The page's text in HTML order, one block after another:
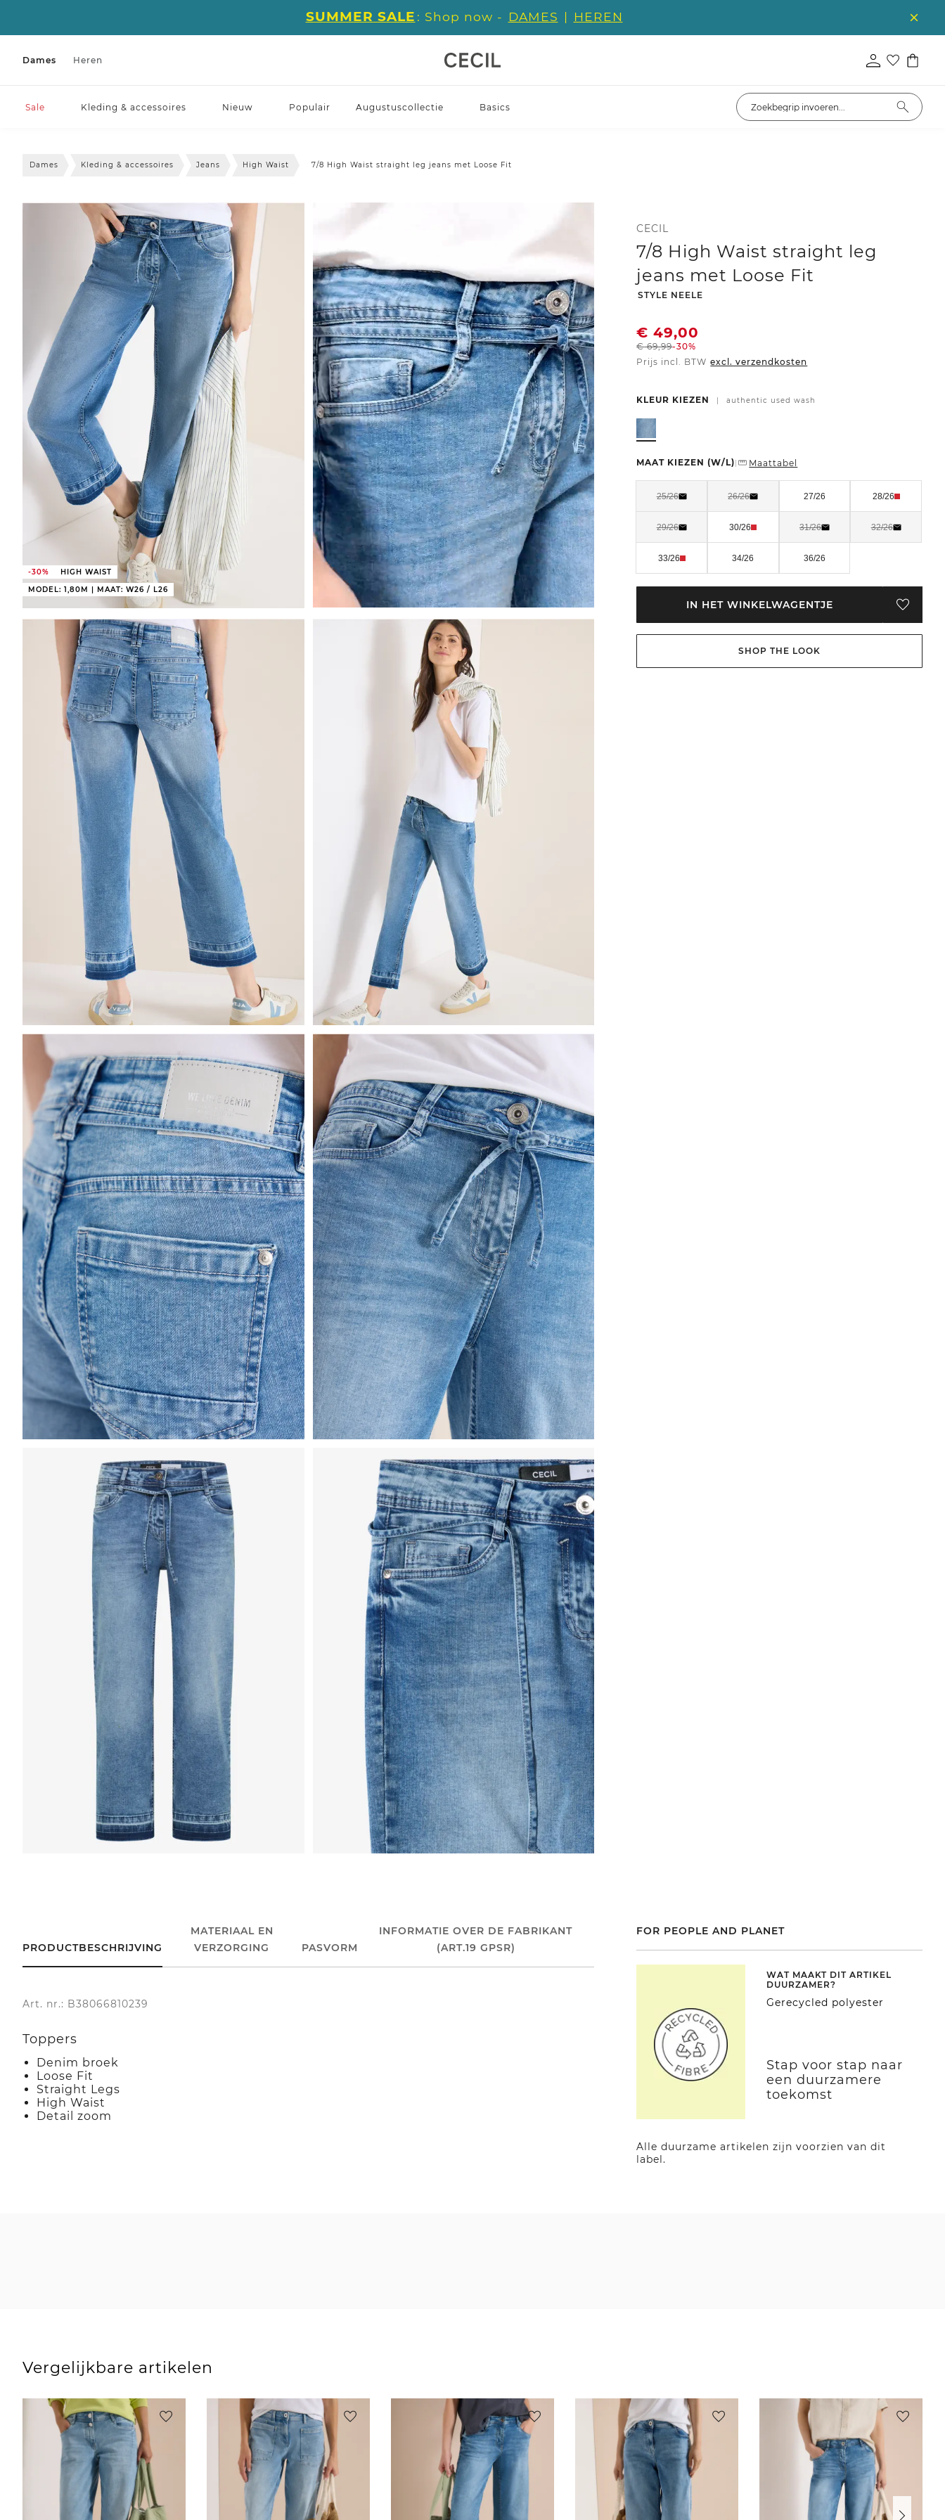
SUMMER SALE : Shop now - DAMES | HEREN
Dames Heren
Sale Kleding & accessoires Nieuw Populair Augustuscollectie Basics
Dames Kleding & accessoires Jeans High Waist 7/8 High Waist straight leg jeans met Loose Fit
-30%
HIGH WAIST
MODEL: 1,80M | MAAT: W26 / L26
CECIL
7/8 High Waist straight leg
jeans met Loose Fit
-
STYLE NEELE
€ 49,00
€69,99-30%
Prijs incl. BTW excl. verzendkosten
KLEUR KIEZEN | authentic used wash
MAAT KIEZEN (W/L)| Maattabel
25/26 26/26 27/26 28/26
29/26 30/26 31/26 32/26
33/26 34/26 36/26
IN HET WINKELWAGENTJE
SHOP THE LOOK
PRODUCTBESCHRIJVING
MATERIAAL EN
VERZORGING
PASVORM
INFORMATIE OVER DE FABRIKANT
(ART.19 GPSR)
Art. nr.: B38066810239
Toppers
Denim broek
Loose Fit
Straight Legs
High Waist
Detail zoom
FOR PEOPLE AND PLANET
WAT MAAKT DIT ARTIKEL
DUURZAMER?
Gerecycled polyester
Stap voor stap naar
een duurzamere
toekomst
Alle duurzame artikelen zijn voorzien van dit
label.
Vergelijkbare artikelen